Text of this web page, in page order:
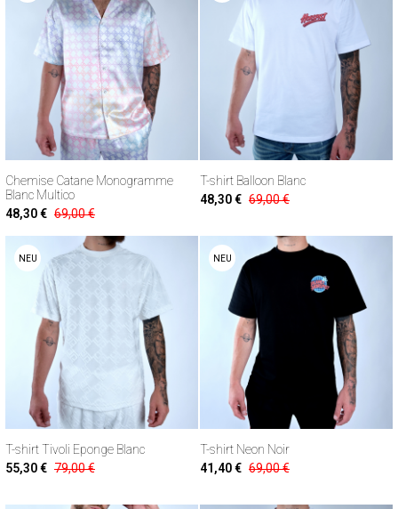
Chemise Catane Monogramme
Blanc Multico
48,30 € 69,00 €
T-shirt Balloon Blanc
48,30 € 69,00 €
NEU
T-shirt Tivoli Eponge Blanc
55,30 € 79,00 €
NEU
T-shirt Neon Noir
41,40 € 69,00 €